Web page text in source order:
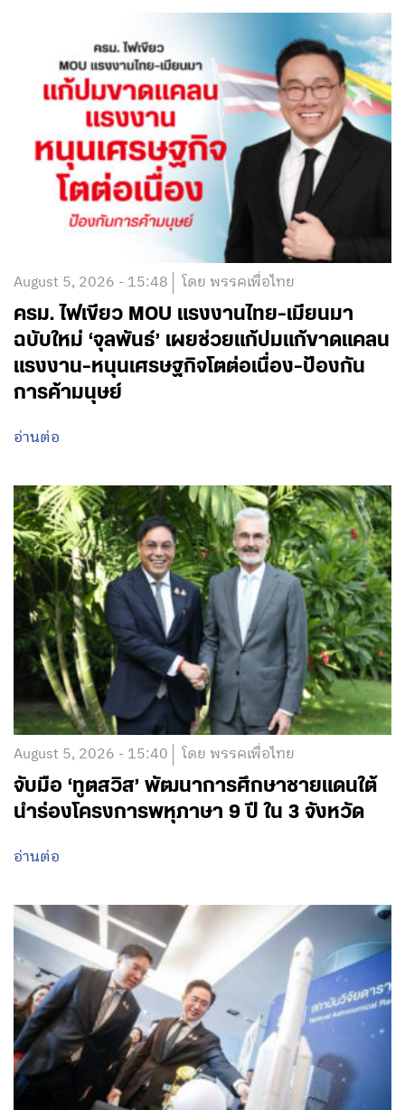
August 5, 2026 - 15:48 โดย พรรคเพื่อไทย
ครม. ไฟเขียว MOU แรงงานไทย-เมียนมา
ฉบับใหม่ ‘จุลพันธ์’ เผยช่วยแก้ปมแก้ขาดแคลน
แรงงาน-หนุนเศรษฐกิจโตต่อเนื่อง-ป้องกัน
การค้ามนุษย์
อ่านต่อ
August 5, 2026 - 15:40 โดย พรรคเพื่อไทย
จับมือ ‘ทูตสวิส’ พัฒนาการศึกษาชายแดนใต้
นำร่องโครงการพหุภาษา 9 ปี ใน 3 จังหวัด
อ่านต่อ